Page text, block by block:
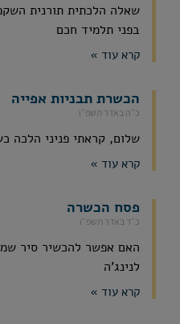
שאלה הלכתית תורנית
בפני תלמיד חכם
קרא עוד »
הכשרת תבניות אפייה
כ״ה באדר תשפ״ו
שלום, קראתי פניני הלכה
קרא עוד »
פסח הכשרה
כ״ד באדר תשפ״ו
האם אפשר להכשיר סיר
לנינג'ה
קרא עוד »